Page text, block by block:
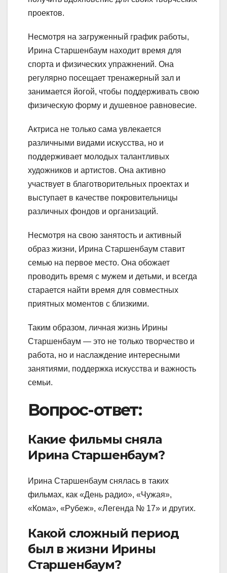
проектов.
Несмотря на загруженный график работы,
Ирина Старшенбаум находит время для
спорта и физических упражнений. Она
регулярно посещает тренажерный зал и
занимается йогой, чтобы поддерживать свою
физическую форму и душевное равновесие.
Актриса не только сама увлекается
различными видами искусства, но и
поддерживает молодых талантливых
художников и артистов. Она активно
участвует в благотворительных проектах и
выступает в качестве покровительницы
различных фондов и организаций.
Несмотря на свою занятость и активный
образ жизни, Ирина Старшенбаум ставит
семью на первое место. Она обожает
проводить время с мужем и детьми, и всегда
старается найти время для совместных
приятных моментов с близкими.
Таким образом, личная жизнь Ирины
Старшенбаум — это не только творчество и
работа, но и наслаждение интересными
занятиями, поддержка искусства и важность
семьи.
Вопрос-ответ:
Какие фильмы сняла
Ирина Старшенбаум?
Ирина Старшенбаум снялась в таких
фильмах, как «День радио», «Чужая»,
«Кома», «Рубеж», «Легенда № 17» и других.
Какой сложный период
был в жизни Ирины
Старшенбаум?